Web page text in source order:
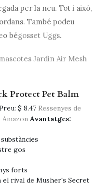
per la neu. Tot i això,
També podeu
o bégosset Uggs.
Jardin Air Mesh
Protect Pet Balm
$ 8.47 Ressenyes de
Avantatges:
gos
forts
el rival de Musher's Secret